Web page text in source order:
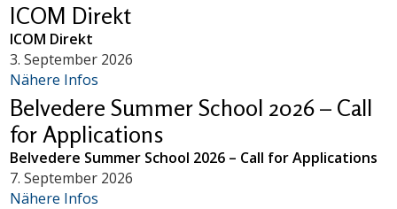
ICOM Direkt
ICOM Direkt
3. September 2026
Nähere Infos
Belvedere Summer School 2026 – Call
for Applications
Belvedere Summer School 2026 – Call for Applications
7. September 2026
Nähere Infos